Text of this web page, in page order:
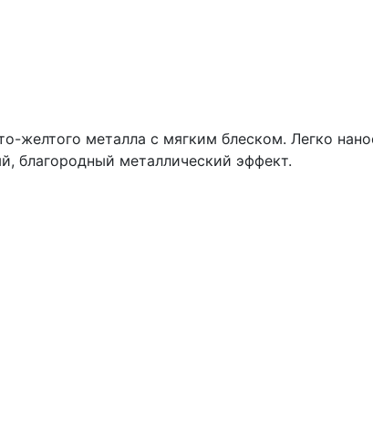
желтого металла с мягким блеском. Легко
благородный металлический эффект.